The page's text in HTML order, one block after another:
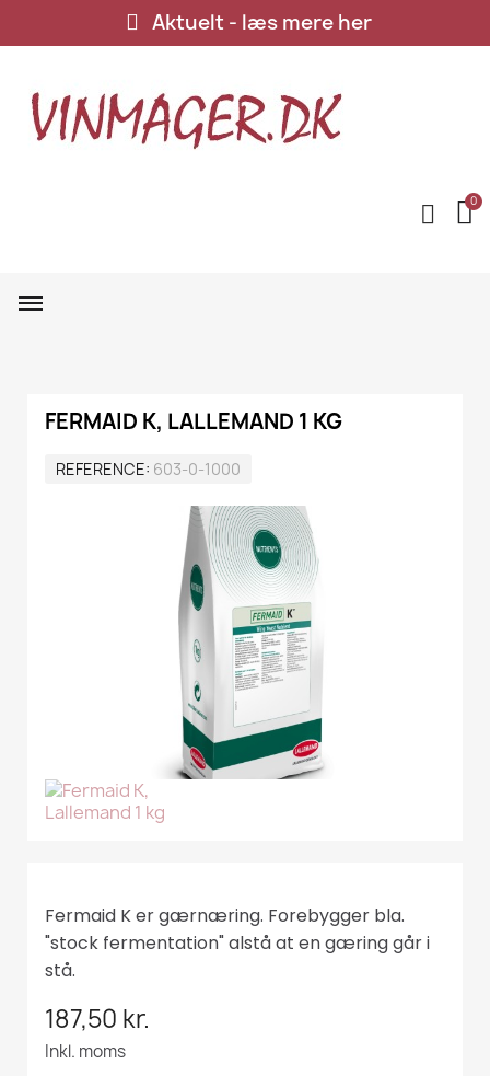
Aktuelt - læs mere her
FERMAID K, LALLEMAND 1 KG
REFERENCE 603-0-1000
Fermaid K er gærnæring. Forebygger bla.
"stock fermentation" alstå at en gæring går i
stå.
187,50 kr.
Inkl. moms